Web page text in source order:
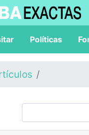
Políticas